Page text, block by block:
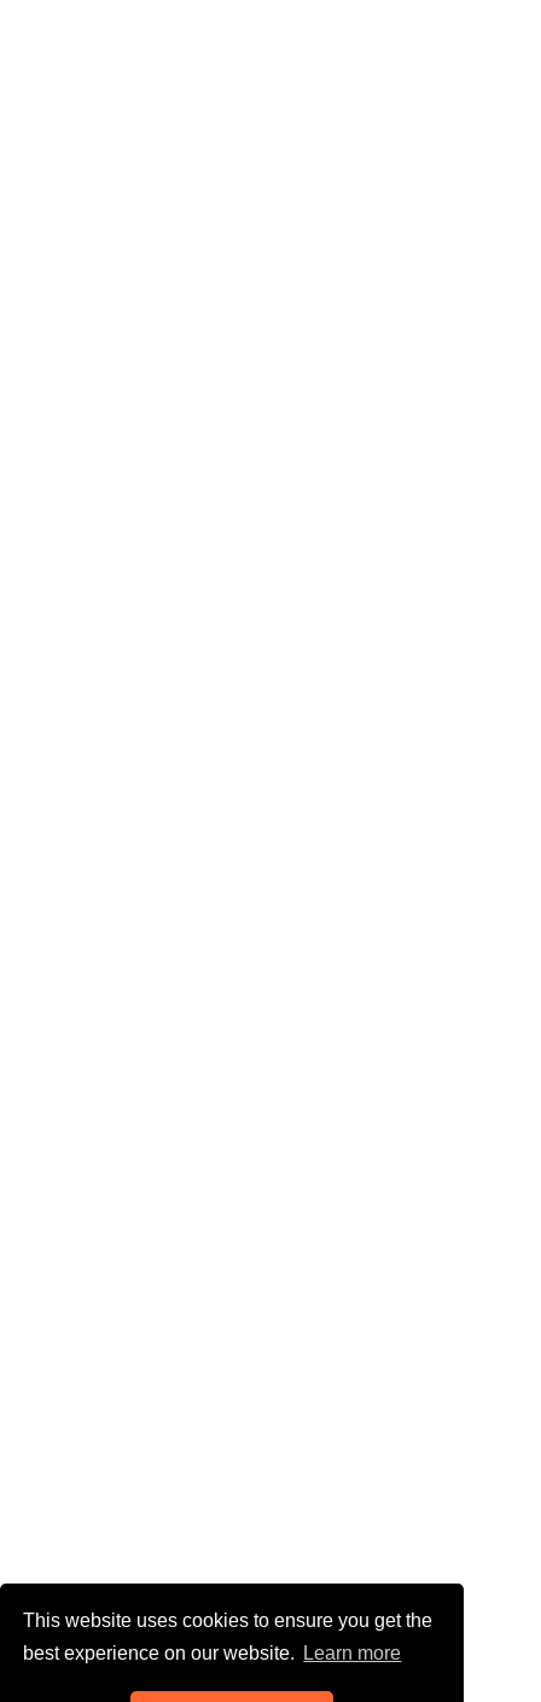
This website uses cookies to ensure you get the
best experience on our website.
Learn more